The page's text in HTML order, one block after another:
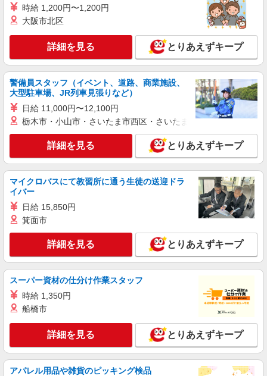
紹介予定派遣
パーソルフィールドスタッフ株式会社 新宿コーディネートセンター
リースPCの出入庫に関するデータ入力
時給1,700円 【月収例】275,825円（月21日就
業・残業なしの場合） ★交通費規定支給
東京都大田区
キープ 詳細を見る
パーソルテンプスタッフ株式会社 フィールドワーク東日本CC/26-
0606748
［制御機器などの出荷準備♪］型番チェック〜
マニュアル見ながら測定検査
東京都大田区／最寄駅：雑色駅
キープ 詳細を見る
派遣社員
パーソルテンプスタッフ株式会社 フィールドワーク東日本CC/26-
0290126
大型家電の運搬サポート★設置の際は車で待機
時給1700円
東京都大田区／最寄駅：流通センター駅、大森
（東京都）駅
時給 1,200円〜1,200円
大阪市北区
詳細を見る とりあえずキープ
警備員スタッフ（イベント、道路、商業施設、
大型駐車場、JR列車見張りなど）
日給 11,000円〜12,100円
栃木市・小山市・さいたま市西区・さいたま市岩槻区・久喜市・
詳細を見る とりあえずキープ
マイクロバスにて教習所に通う生徒の送迎ドラ
イバー
日給 15,850円
箕面市
詳細を見る とりあえずキープ
スーパー資材の仕分け作業スタッフ
時給 1,350円
船橋市
詳細を見る とりあえずキープ
アパレル用品や雑貨のピッキング検品